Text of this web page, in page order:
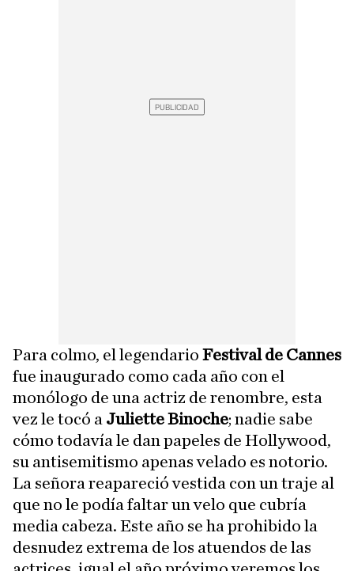
Para colmo, el legendario Festival de Cannes
fue inaugurado como cada año con el
monólogo de una actriz de renombre, esta
vez le tocó a Juliette Binoche; nadie sabe
cómo todavía le dan papeles de Hollywood,
su antisemitismo apenas velado es notorio.
La señora reapareció vestida con un traje al
que no le podía faltar un velo que cubría
media cabeza. Este año se ha prohibido la
desnudez extrema de los atuendos de las